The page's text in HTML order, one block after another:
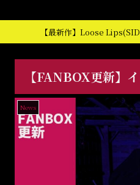
【最新作】Loose
【FANBOX更新】
News